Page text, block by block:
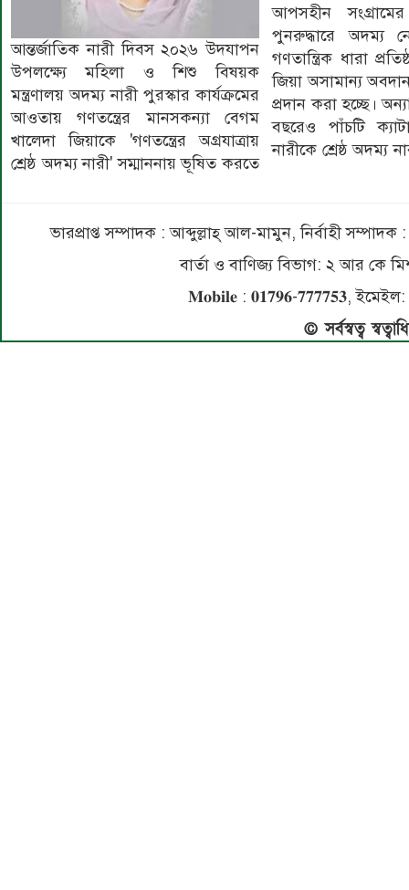
আন্তর্জাতিক নারী দিবস ২০২৬ উদযাপন
উপলক্ষ্যে মহিলা ও শিশু বিষয়ক
মন্ত্রণালয় অদম্য নারী পুরস্কার কার্যক্রমের
আওতায় গণতন্ত্রের মানসকন্যা বেগম
খালেদা জিয়াকে 'গণতন্ত্রের অগ্রযাত্রায়
শ্রেষ্ঠ অদম্য নারী' সম্মাননায় ভূষিত করতে
আপসহীন
পুনরুদ্ধারে অদম্য
গণতান্ত্রিক ধারা
জিয়া অসামান্য
প্রদান করা হচ্ছে।
বছরেও পাঁচটি
নারীকে শ্রেষ্ঠ অদম্য
জননী নারী
নির্যাতনের
সংগ্রামে জয়ী নারী
শমলা বেগম এবং
অসামান্য অবদান
ক্যাটাগরিতে মোছা:
ভারপ্রাপ্ত সম্পাদক : আব্দুল্লাহ্ আল-মামুন, নির্বাহী
বার্তা ও বাণিজ্য বিভাগ: ২ আর কে
𝐌𝐨𝐛𝐢𝐥𝐞 : 𝟎𝟏𝟕𝟗𝟔-𝟕𝟕𝟕𝟕𝟓𝟑,
© সর্বস্বত্ব